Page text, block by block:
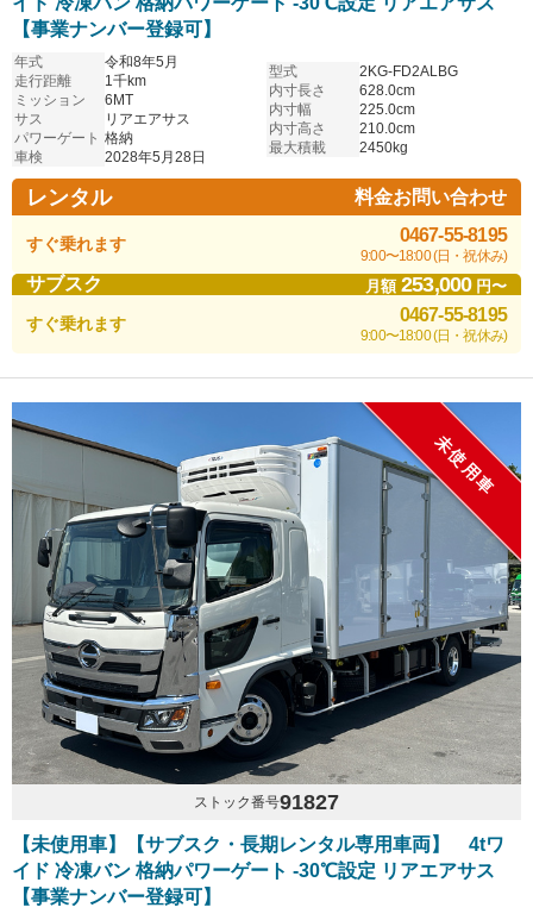
【事業ナンバー登録可】
年式
令和8年5月
走行距離
1千km
ミッション
6MT
サス
リアエアサス
パワーゲート 格納
車検
2028年5月28日
型式
2KG-FD2ALBG
内寸長さ
628.0cm
内寸幅
225.0cm
内寸高さ
210.0cm
最大積載
2450kg
レンタル 料金お問い合わせ
すぐ乗れます 0467-55-8195
9:00〜18:00 (日・祝休み)
サブスク 月額253,000円〜
すぐ乗れます 0467-55-8195
9:00〜18:00 (日・祝休み)
未使用車
ストック番号91827
【未使用車】【サブスク・長期レンタル専用車両】 4tワ
イド 冷凍バン 格納パワーゲート -30℃設定 リアエアサス
【事業ナンバー登録可】